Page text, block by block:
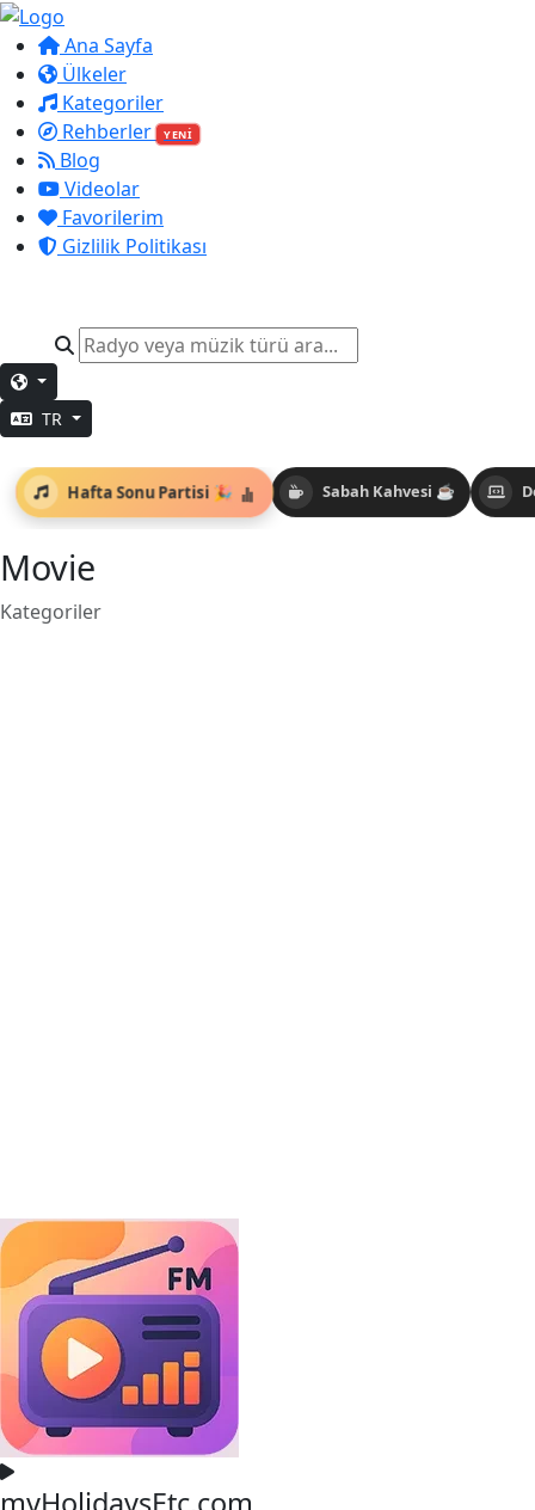
Ana Sayfa
Ülkeler
Kategoriler
Rehberler
YENİ
Blog
Videolar
Favorilerim
Gizlilik Politikası
TR
Sabah Kahvesi ☕
Hafta Sonu Partisi 🎉
Movie
Kategoriler